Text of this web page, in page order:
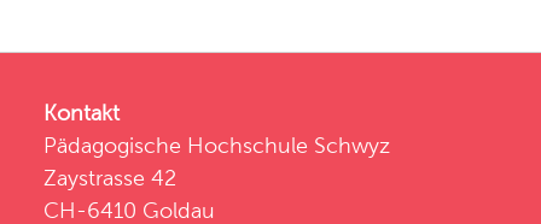
Kontakt
Pädagogische Hochschule Schwyz
Zaystrasse 42
CH-6410 Goldau